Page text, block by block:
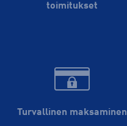
toimitukset
Turvallinen maksaminen